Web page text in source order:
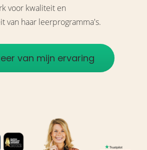
voor kwaliteit en
van haar leerprogramma's.
van mijn ervaring